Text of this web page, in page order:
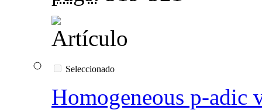
Seleccionado
Homogeneous p-adic